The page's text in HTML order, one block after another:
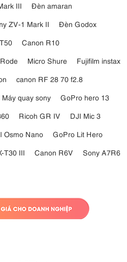
III
Đèn amaran
ZV-1 Mark II
Đèn Godox
Canon R10
Micro Shure
Fujifilm instax
canon RF 28 70 f2.8
Máy quay sony
GoPro hero 13
Ricoh GR IV
DJI Mic 3
Osmo Nano
GoPro Lit Hero
T30 III Canon R6V
Sony A7R6